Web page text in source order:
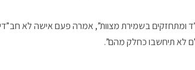
ומתחזקים בשמירת מצוות”, אמרה פעם אישה לא
לא תיחשבו כחלק מהם”.